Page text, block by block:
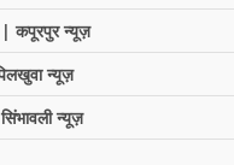
न्यूज़
न्यूज़
न्यूज़